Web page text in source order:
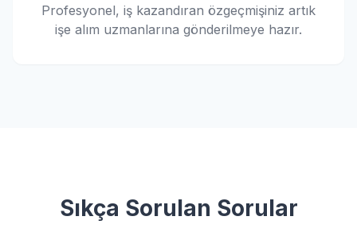
Profesyonel, iş kazandıran özgeçmişiniz artık
işe alım uzmanlarına gönderilmeye hazır.
Sıkça Sorulan Sorular